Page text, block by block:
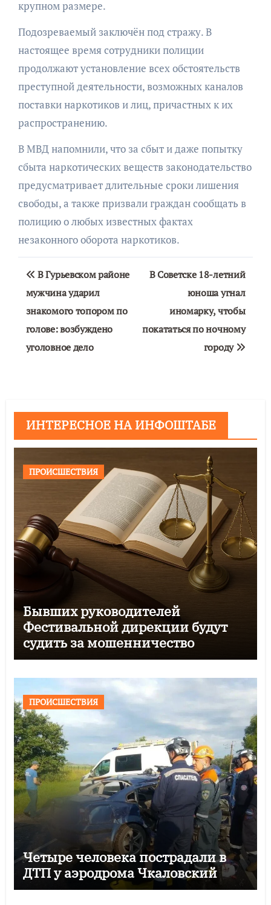
крупном размере.
Подозреваемый заключён под стражу. В
настоящее время сотрудники полиции
продолжают установление всех обстоятельств
преступной деятельности, возможных каналов
поставки наркотиков и лиц, причастных к их
распространению.
В МВД напомнили, что за сбыт и даже попытку
сбыта наркотических веществ законодательство
предусматривает длительные сроки лишения
свободы, а также призвали граждан сообщать в
полицию о любых известных фактах
незаконного оборота наркотиков.
Навигация
по
записям
В Гурьевском районе
мужчина ударил
знакомого топором по
голове: возбуждено
уголовное дело
В Советске 18-летний
юноша угнал
иномарку, чтобы
покататься по ночному
городу
ИНТЕРЕСНОЕ НА ИНФОШТАБЕ
ПРОИСШЕСТВИЯ
Бывших руководителей
Фестивальной дирекции будут
судить за мошенничество
ПРОИСШЕСТВИЯ
Четыре человека пострадали в
ДТП у аэродрома Чкаловский